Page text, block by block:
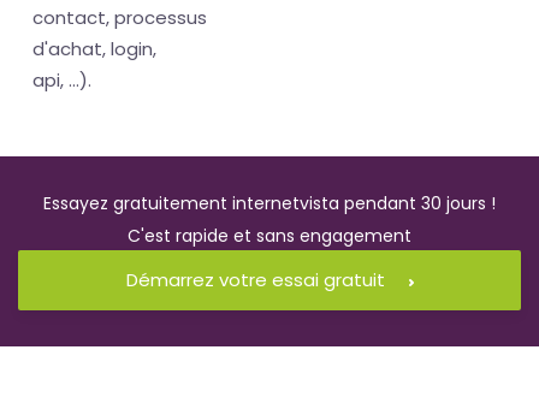
contact, processus
d'achat, login,
api, ...).
Essayez gratuitement internetvista pendant 30 jours !
C'est rapide et sans engagement
Démarrez votre essai gratuit